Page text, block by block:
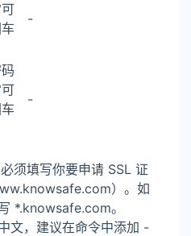
可
-
可
-
须填写你要申请 SSL 证
）。如
*.knowsafe.com。
文，建议在命令中添加 -